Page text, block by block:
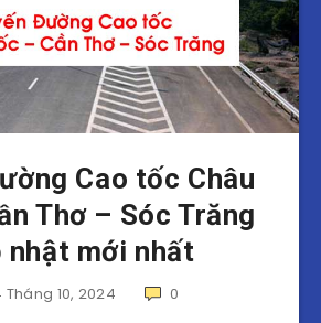
Cao tốc Châu
Thơ – Sóc Trăng
nhật mới nhất
Tháng 10, 2024 0